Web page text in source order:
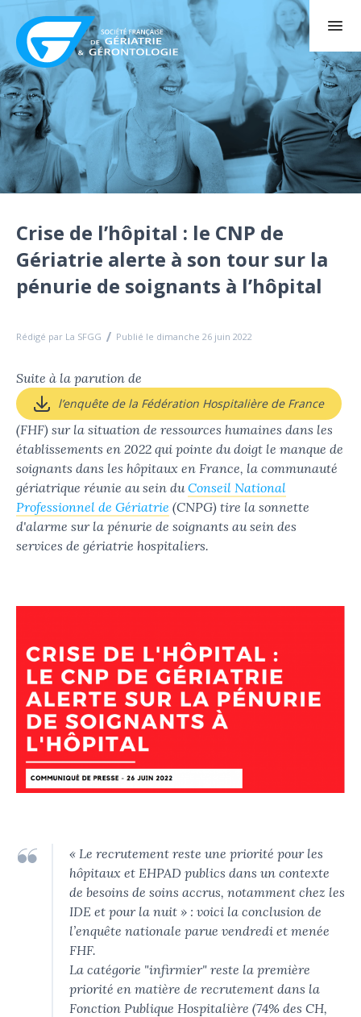
Crise de l’hôpital : le CNP de
Gériatrie alerte à son tour sur la
pénurie de soignants à l’hôpital
Rédigé par La SFGG Publié le dimanche 26 juin 2022
Suite à la parution de
l’enquête de la Fédération Hospitalière de France
(FHF) sur la situation de ressources humaines dans les
établissements en 2022 qui pointe du doigt le manque de
soignants dans les hôpitaux en France, la communauté
gériatrique réunie au sein duConseil National
Professionnel de Gériatrie (CNPG) tire la sonnette
d'alarme sur la pénurie de soignants au sein des
services de gériatrie hospitaliers.
« Le recrutement reste une priorité pour les
hôpitaux et EHPAD publics dans un contexte
de besoins de soins accrus, notamment chez les
IDE et pour la nuit » : voici la conclusion de
l’enquête nationale parue vendredi et menée
FHF.
La catégorie "infirmier" reste la première
priorité en matière de recrutement dans la
Fonction Publique Hospitalière (74% des CH,